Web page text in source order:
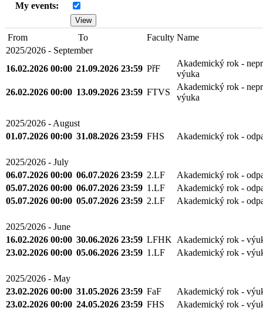
My events:
Name
2025/2026 - September
Akademický rok -
26.02.2026 00:00 13.09.2026 23:59 FTVS
výuka
2025/2026 - August
01.07.2026 00:00 31.08.2026 23:59 FHS Akademický rok -
2025/2026 - July
05.07.2026 00:00
05.07.2026 00:00 05.07.2026 23:59 2.LF Akademický rok -
16.02.2026 00:00
23.02.2026 00:00 05.06.2026 23:59 1.LF Akademický rok -